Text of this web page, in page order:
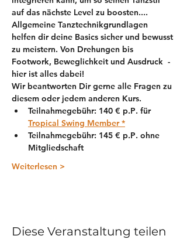
auf das nächste Level zu boosten....
Allgemeine Tanztechnikgrundlagen
helfen dir deine Basics sicher und bewusst
zu meistern. Von Drehungen bis
Footwork, Beweglichkeit und Ausdruck  -
hier ist alles dabei!
Wir beantworten Dir gerne alle Fragen zu
diesem oder jedem anderen Kurs.
Teilnahmegebühr: 140 € p.P. für
Tropical Swing Member *
Teilnahmegebühr: 145 € p.P. ohne
Mitgliedschaft
Weiterlesen >
Diese Veranstaltung teilen